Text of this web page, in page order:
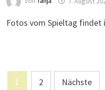
Fotos vom Spieltag
1 2 Nächste